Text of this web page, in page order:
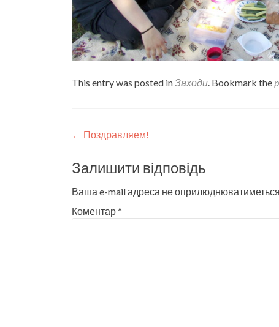
This entry was posted inЗаходи. Bookmark the
Post
navigation
← Поздравляем!
Залишити відповідь
Ваша e-mail адреса не
Коментар*